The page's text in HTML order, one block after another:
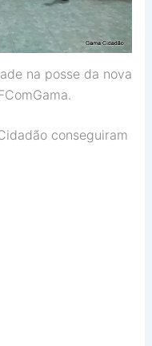
na posse da nova
conseguiram